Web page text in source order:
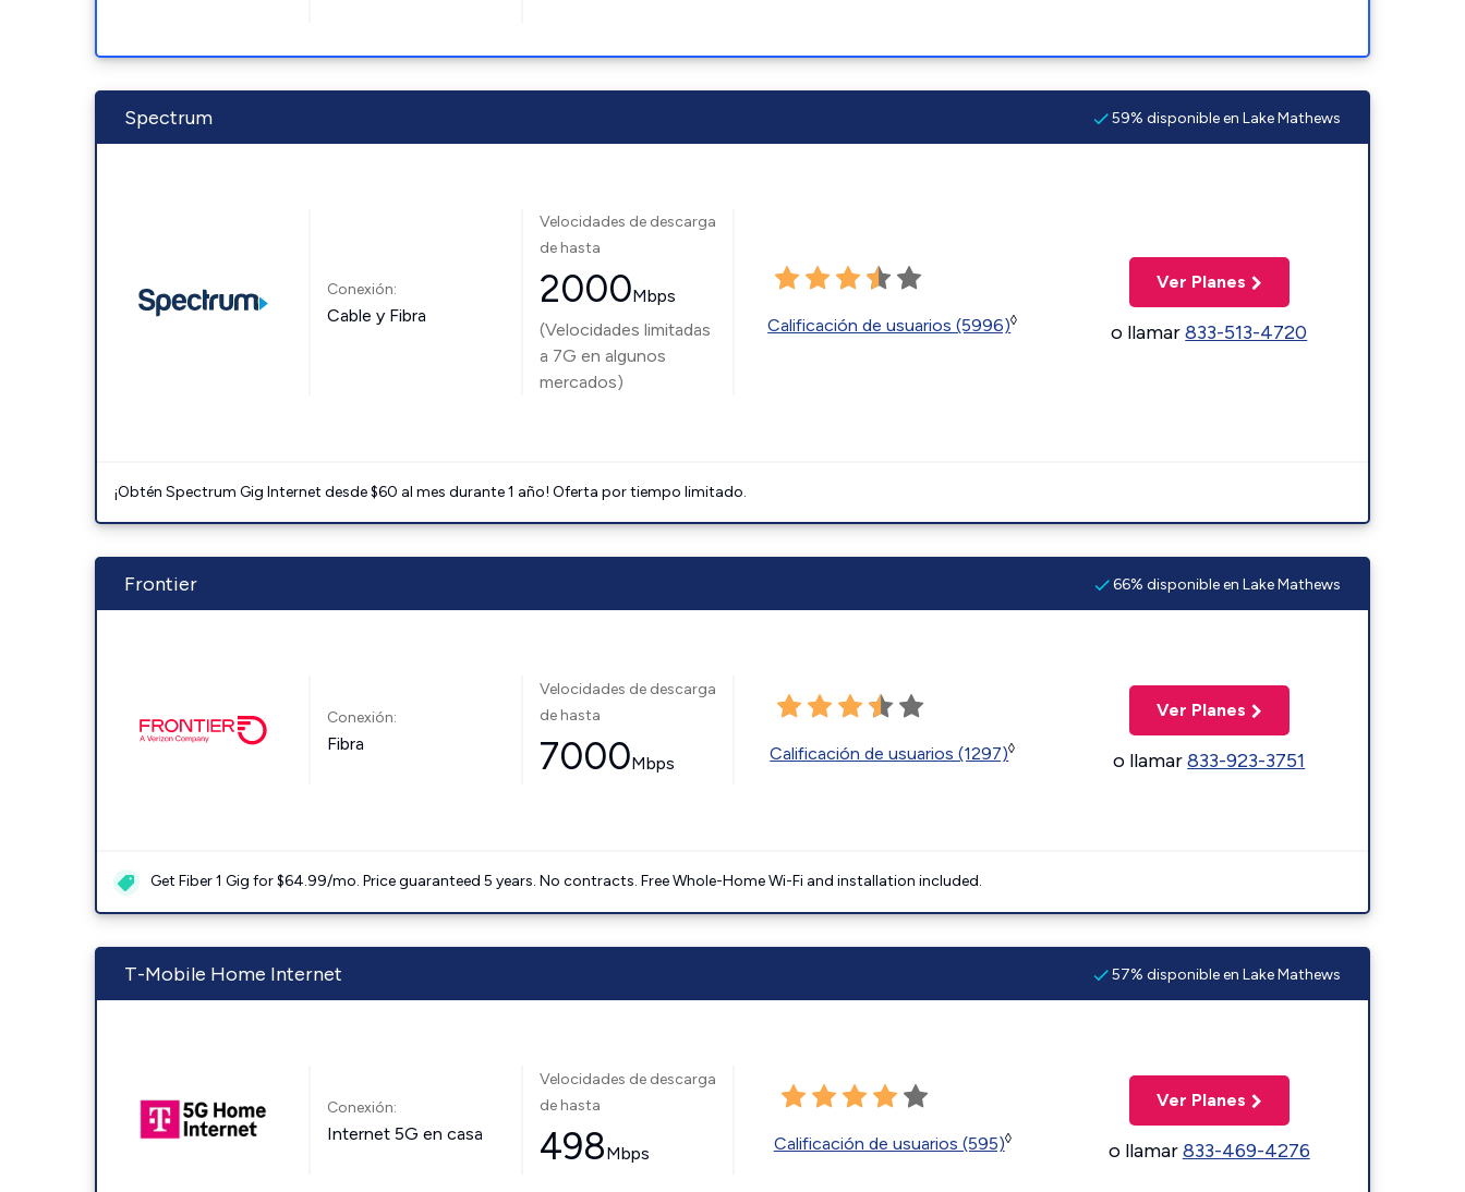
Spectrum 59% disponible en Lake Mathews
Conexión:
Cable y Fibra
Velocidades de descarga
de hasta
2000Mbps
(Velocidades limitadas
a 7G en algunos
mercados)
Calificación de usuarios (5996)◊
Ver Planes
o llamar833-513-4720
¡Obtén Spectrum Gig Internet desde $60 al mes durante 1 año! Oferta por tiempo limitado.
Frontier 66% disponible en Lake Mathews
Conexión:
Fibra
Velocidades de descarga
de hasta
7000Mbps Calificación de usuarios (1297)◊
Ver Planes
o llamar833-923-3751
Get Fiber 1 Gig for $64.99/mo. Price guaranteed 5 years. No contracts. Free Whole-Home Wi-Fi and installation included.
T-Mobile Home Internet 57% disponible en Lake Mathews
Conexión:
Internet 5G en casa
Velocidades de descarga
de hasta
498Mbps Calificación de usuarios (595)◊
Ver Planes
o llamar833-469-4276